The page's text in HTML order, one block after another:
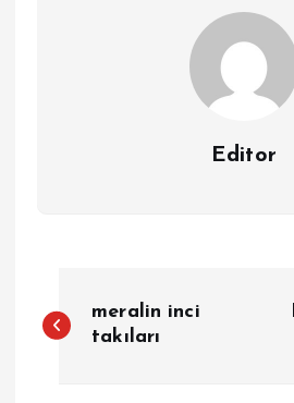
Editor
a
meralin inci
takıları